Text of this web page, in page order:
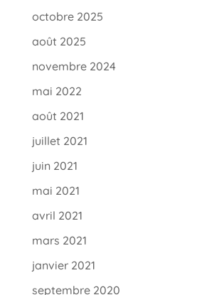
octobre 2025
août 2025
novembre 2024
mai 2022
août 2021
juillet 2021
juin 2021
mai 2021
avril 2021
mars 2021
janvier 2021
septembre 2020